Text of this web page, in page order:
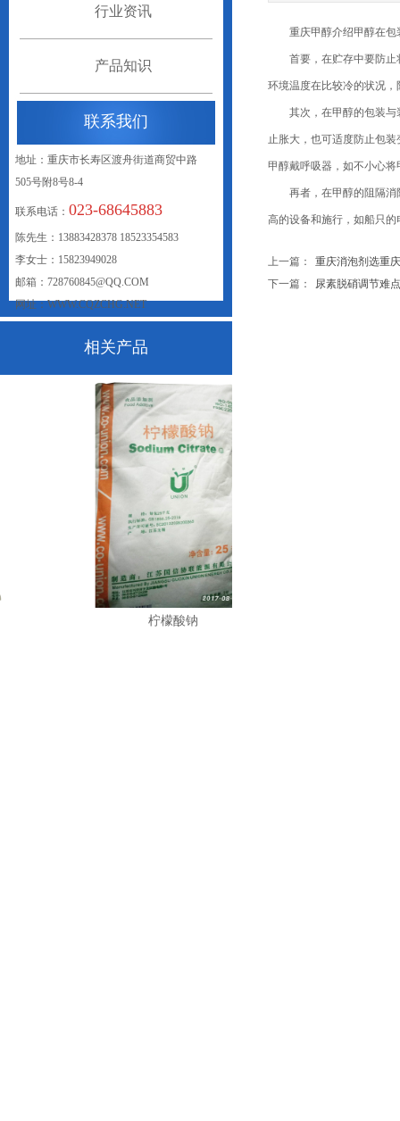
重庆甲醇介绍甲醇在包装
首要，在贮存中要防止将
环境温度在比较冷的状况
其次，在甲醇的包装与装
止胀大，也可适度防止包
甲醇戴呼吸器，如不小心
再者，在甲醇的阻隔消防
高的设备和施行，如船只
上一篇：
重庆消泡剂选重
下一篇：
尿素脱硝调节难点
行业资讯
产品知识
联系我们
地址：重庆市长寿区渡舟街道商贸中路
505号附8号8-4
联系电话： 023-68645883
陈先生：13883428378 18523354583
李女士：15823949028
邮箱：728760845@QQ.COM
网址：WWW.CQZCHG.NET
联系我们
相关产品
柠檬酸钠